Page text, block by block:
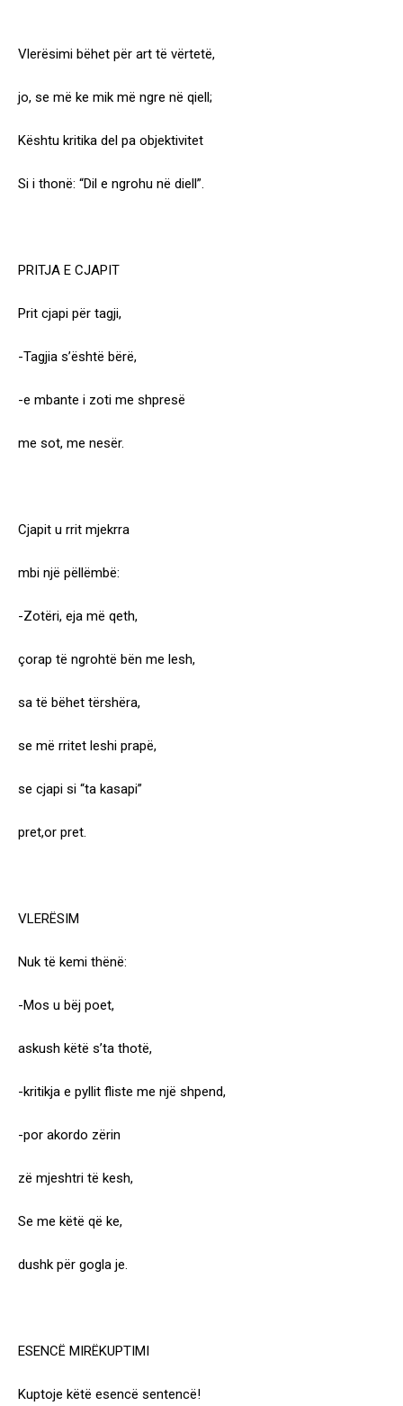
Vlerësimi bëhet për art të vërtetë,
jo, se më ke mik më ngre në qiell;
Kështu kritika del pa objektivitet
Si i thonë: “Dil e ngrohu në diell”.
PRITJA E CJAPIT
Prit cjapi për tagji,
-Tagjia s’është bërë,
-e mbante i zoti me shpresë
me sot, me nesër.
Cjapit u rrit mjekrra
mbi një pëllëmbë:
-Zotëri, eja më qeth,
çorap të ngrohtë bën me lesh,
sa të bëhet tërshëra,
se më rritet leshi prapë,
se cjapi si “ta kasapi”
pret,or pret.
VLERËSIM
Nuk të kemi thënë:
-Mos u bëj poet,
askush këtë s’ta thotë,
-kritikja e pyllit fliste me një shpend,
-por akordo zërin
zë mjeshtri të kesh,
Se me këtë që ke,
dushk për gogla je.
ESENCË MIRËKUPTIMI
Kuptoje këtë esencë sentencë!